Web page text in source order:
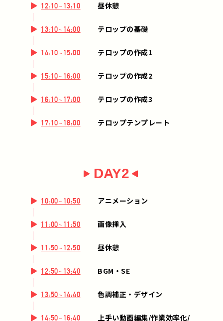
12:10~13:10 昼休憩
13:10~14:00 テロップの基礎
14:10~15:00 テロップの作成1
15:10~16:00 テロップの作成2
16:10~17:00 テロップの作成3
17:10~18:00 テロップテンプレート
DAY2
10:00~10:50 アニメーション
11:00~11:50 画像挿入
11:50~12:50 昼休憩
12:50~13:40 BGM・SE
13:50~14:40 色調補正・デザイン
14:50~16:40
上手い動画編集/作業効率化/